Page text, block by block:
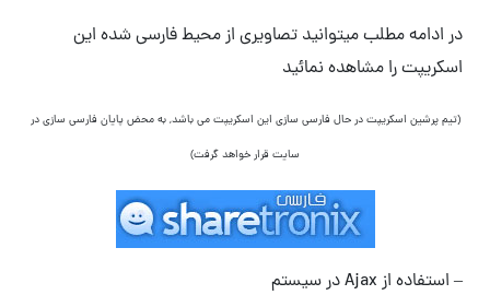
در ادامه مطلب میتوانید تصاویری از محیط فارسی شده این
اسکریپت را مشاهده نمائید
(تیم پرشین اسکریپت در حال فارسی سازی این اسکریپت می باشد, به محض پایان فارسی سازی در
سایت قرار خواهد گرفت)
– استفاده از Ajax در سیستم